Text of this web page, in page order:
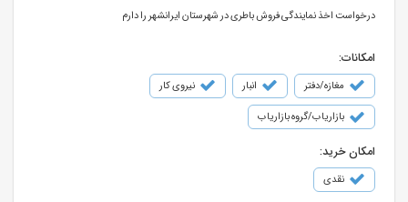
درخواست اخذ نمایندگی فروش باطری در شهرستان ایرانشهر را دارم
امکانات:
مغازه/دفتر انبار نیروی کار
بازاریاب/گروه بازاریاب
امکان خرید:
نقدی